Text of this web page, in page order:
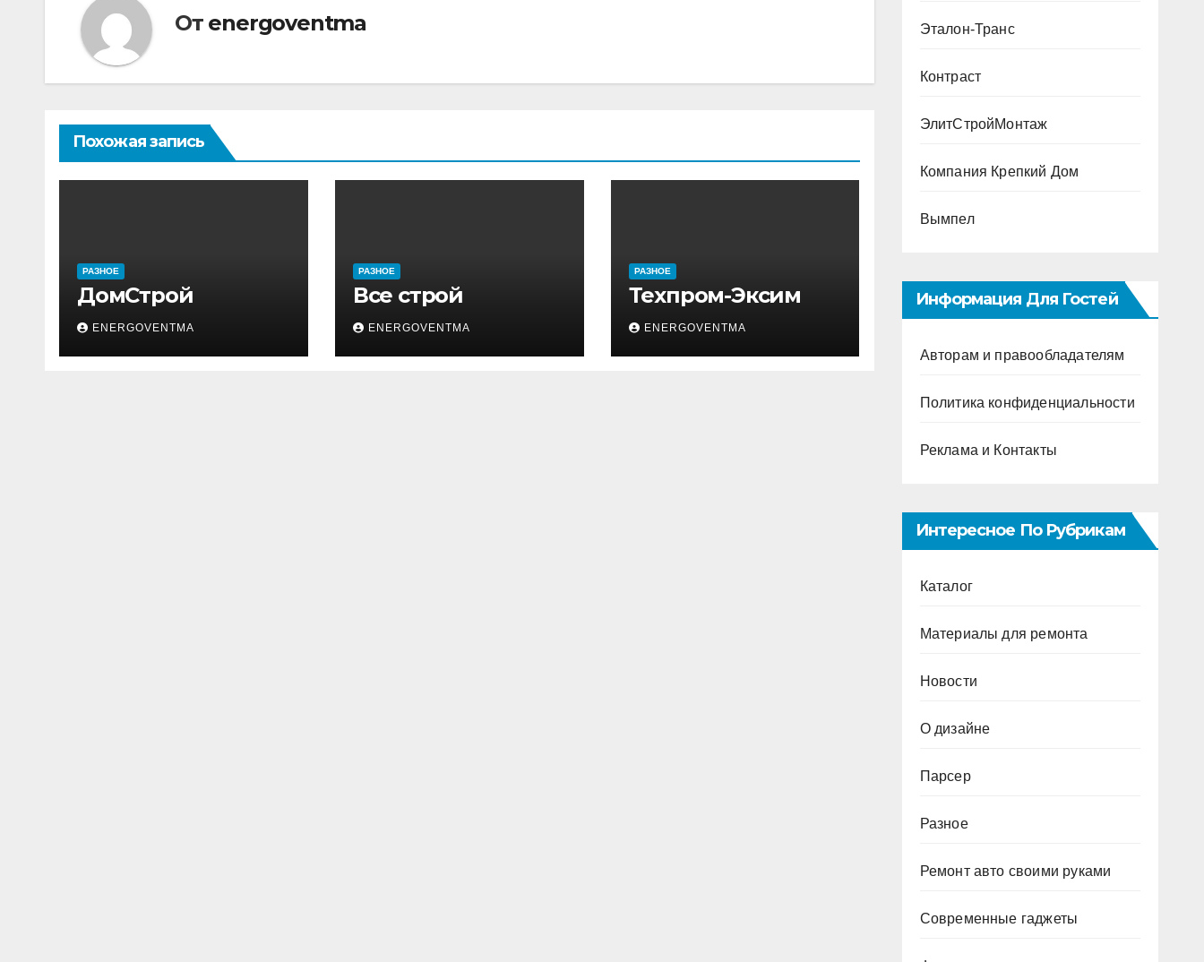
От energoventma
Похожая запись
РАЗНОЕ
ДомСтрой
ENERGOVENTMA
РАЗНОЕ
Все строй
ENERGOVENTMA
РАЗНОЕ
Техпром-Эксим
ENERGOVENTMA
Эталон-Транс
Контраст
ЭлитСтройМонтаж
Компания Крепкий Дом
Вымпел
Информация Для Гостей
Авторам и правообладателям
Политика конфиденциальности
Реклама и Контакты
Интересное По Рубрикам
Каталог
Материалы для ремонта
Новости
О дизайне
Парсер
Разное
Ремонт авто своими руками
Современные гаджеты